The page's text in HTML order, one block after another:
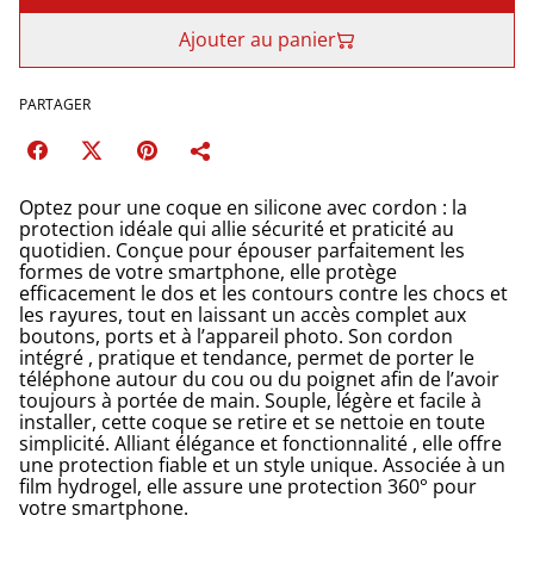
Ajouter au panier
PARTAGER
Optez pour une coque en silicone avec cordon : la
protection idéale qui allie sécurité et praticité au
quotidien. Conçue pour épouser parfaitement les
formes de votre smartphone, elle protège
efficacement le dos et les contours contre les chocs et
les rayures, tout en laissant un accès complet aux
boutons, ports et à l’appareil photo. Son cordon
intégré , pratique et tendance, permet de porter le
téléphone autour du cou ou du poignet afin de l’avoir
toujours à portée de main. Souple, légère et facile à
installer, cette coque se retire et se nettoie en toute
simplicité. Alliant élégance et fonctionnalité , elle offre
une protection fiable et un style unique. Associée à un
film hydrogel, elle assure une protection 360° pour
votre smartphone.